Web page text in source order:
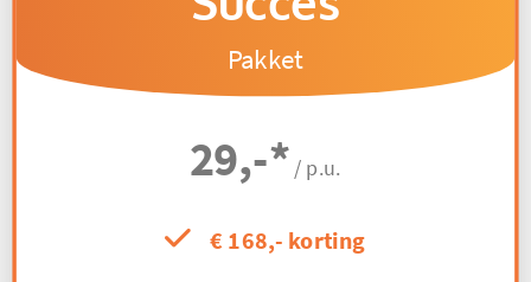
Pakket
29,-* / p.u.
€ 168,- korting